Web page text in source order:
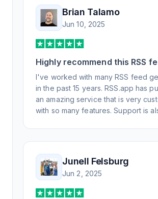
Brian Talamo
Jun 10, 2025
Highly recommend this RSS
/ widget generator service.
I've worked with many RSS feed
in the past 15 years. RSS.app has
an amazing service that is very
with so many features. Support is
professionally. Highly recommend
RSS feed needs. Our trucking news
website couldn't work without it.
Junell Felsburg
Jun 2, 2025